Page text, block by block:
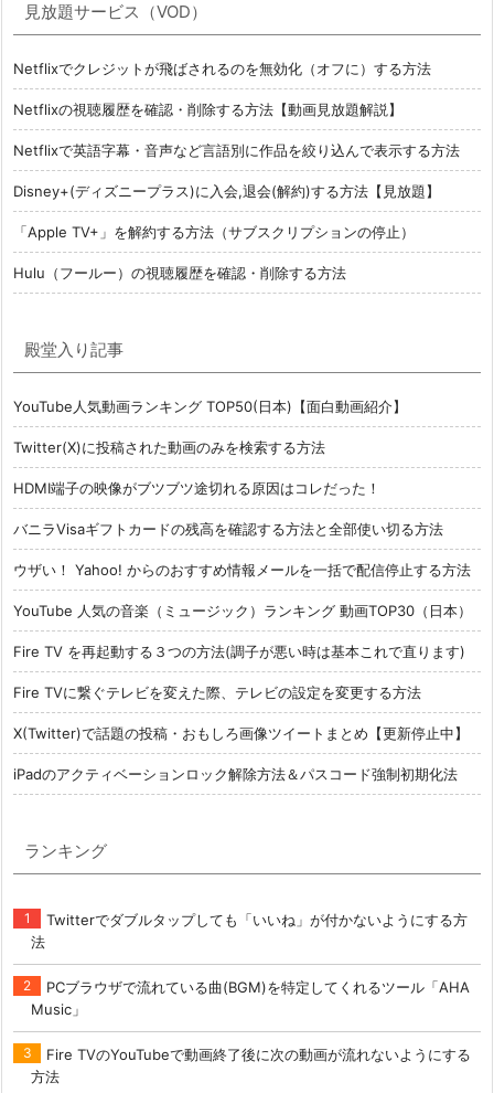
見放題サービス（VOD）
Netflixでクレジットが飛ばされるのを無効化（オフに）する方法
Netflixの視聴履歴を確認・削除する方法【動画見放題解説】
Netflixで英語字幕・音声など言語別に作品を絞り込んで表示する方法
Disney+(ディズニープラス)に入会,退会(解約)する方法【見放題】
「Apple TV+」を解約する方法（サブスクリプションの停止）
Hulu（フールー）の視聴履歴を確認・削除する方法
殿堂入り記事
YouTube人気動画ランキング TOP50(日本)【面白動画紹介】
Twitter(X)に投稿された動画のみを検索する方法
HDMI端子の映像がブツブツ途切れる原因はコレだった！
バニラVisaギフトカードの残高を確認する方法と全部使い切る方法
ウザい！ Yahoo! からのおすすめ情報メールを一括で配信停止する方法
YouTube 人気の音楽（ミュージック）ランキング 動画TOP30（日本）
Fire TV を再起動する３つの方法(調子が悪い時は基本これで直ります)
Fire TVに繋ぐテレビを変えた際、テレビの設定を変更する方法
X(Twitter)で話題の投稿・おもしろ画像ツイートまとめ【更新停止中】
iPadのアクティベーションロック解除方法＆パスコード強制初期化法
ランキング
Twitterでダブルタップしても「いいね」が付かないようにする方
法
PCブラウザで流れている曲(BGM)を特定してくれるツール「AHA
Music」
Fire TVのYouTubeで動画終了後に次の動画が流れないようにする
方法